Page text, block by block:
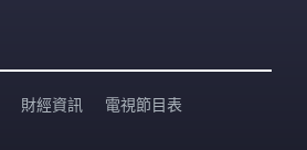
財經資訊 電視節目表